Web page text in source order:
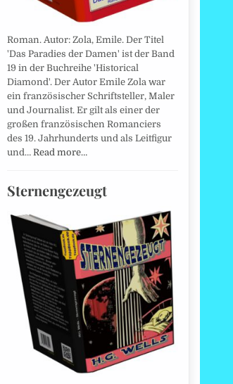
Roman. Autor: Zola, Emile. Der Titel
'Das Paradies der Damen' ist der Band
19 in der Buchreihe 'Historical
Diamond'. Der Autor Emile Zola war
ein französischer Schriftsteller, Maler
und Journalist. Er gilt als einer der
großen französischen Romanciers
des 19. Jahrhunderts und als Leitfigur
und… Read more…
Sternengezeugt